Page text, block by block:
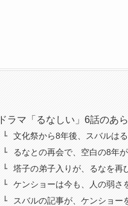
ドラマ「るなしい」6話のあ
文化祭から8年後、スバルは
るなとの再会で、空白の8年
塔子の弟子入りが、るなを再
ケンショーは今も、人の弱さ
スバルの記事が、ケンショー